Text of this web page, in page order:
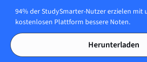
Polarform Komplexe Zahlen
Potenzgesetze
Wurzeln addieren
94% der StudySmarter-Nutzer erzielen mit
kostenlosen Plattform bessere Noten.
Herunterladen